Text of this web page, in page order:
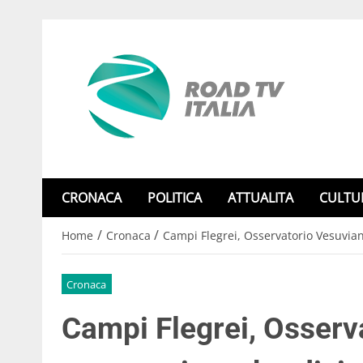
CRONACA POLITICA ATTUALITA
Home / Cronaca / Campi Flegrei, Osservatorio
Cronaca
Campi Flegrei,